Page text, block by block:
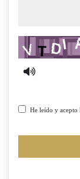
Captcha
He leído y acepto